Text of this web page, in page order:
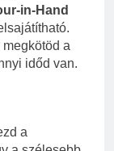
in-Hand
a
időd van.
a